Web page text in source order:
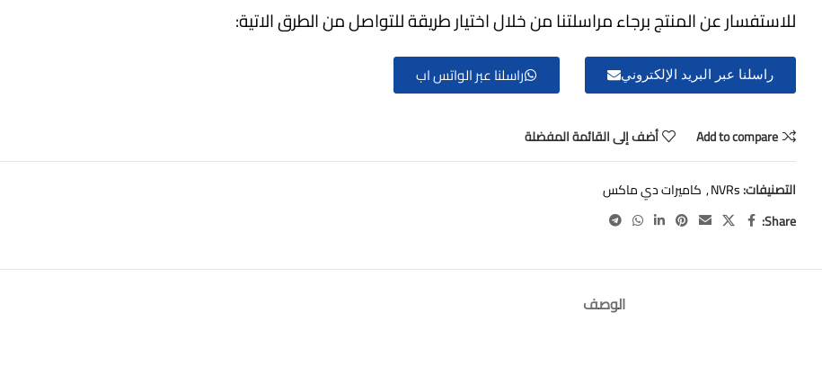
للاستفسار عن المنتج برجاء مراسلتنا من خلال اختيار طريقة للتواصل من الطرق الاتية:
راسلنا عبر البريد الإلكتروني راسلنا عبر الواتس اب
Add to compare أضف إلى القائمة المفضلة
التصنيفات:NVRs
, كاميرات دي ماكس
Share:
الوصف